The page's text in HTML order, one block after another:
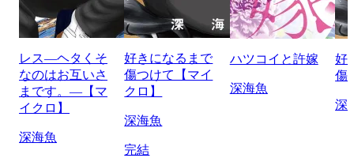
レス―ヘタくそ
なのはお互いさ
まです。―【マ
イクロ】
深海魚
好きになるまで
傷つけて【マイ
クロ】
深海魚
完結
ハツコイと許嫁
深海魚
好
傷
深